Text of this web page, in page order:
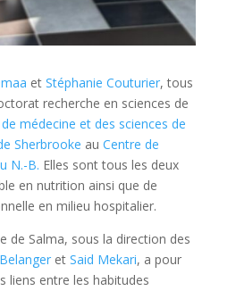
et Stéphanie Couturier, tous
recherche en sciences de
médecine et des sciences de
Sherbrooke au Centre de
N.-B. Elles sont tous les deux
en nutrition ainsi que de
en milieu hospitalier.
de Salma, sous la direction des
et Said Mekari, a pour
liens entre les habitudes